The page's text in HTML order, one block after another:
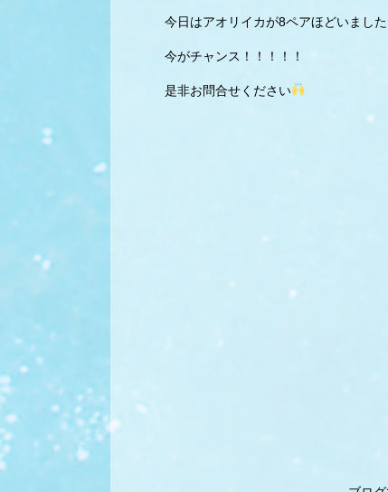
今日はアオリイカが8ペアほどいました
今がチャンス！！！！！
是非お問合せください